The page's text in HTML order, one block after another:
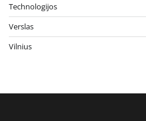
Technologijos
Verslas
Vilnius